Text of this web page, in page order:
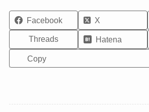
Facebook X
Threads Hatena
Copy